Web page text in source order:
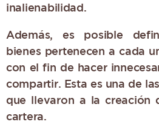
inalienabilidad.
Además, es posible
bienes pertenecen a cada
con el fin de hacer
compartir. Esta es una de
que llevaron a la creación
cartera.